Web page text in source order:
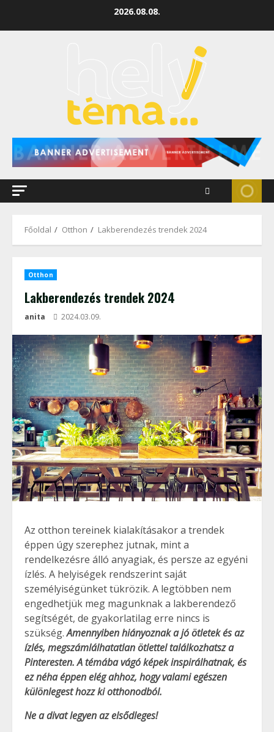
2026.08.08.
Főoldal Otthon Lakberendezés trendek 2024
Otthon
Lakberendezés trendek 2024
anita 2024.03.09.
Az otthon tereinek kialakításakor a trendek
éppen úgy szerephez jutnak, mint a
rendelkezésre álló anyagiak, és persze az egyéni
ízlés. A helyiségek rendszerint saját
személyiségünket tükrözik. A legtöbben nem
engedhetjük meg magunknak a lakberendező
segítségét, de gyakorlatilag erre nincs is
szükség.Amennyiben hiányoznak a jó ötletek és az
ízlés, megszámlálhatatlan ötlettel találkozhatsz a
Pinteresten. A témába vágó képek inspirálhatnak, és
ez néha éppen elég ahhoz, hogy valami egészen
különlegest hozz ki otthonodból.
Ne a divat legyen az elsődleges!